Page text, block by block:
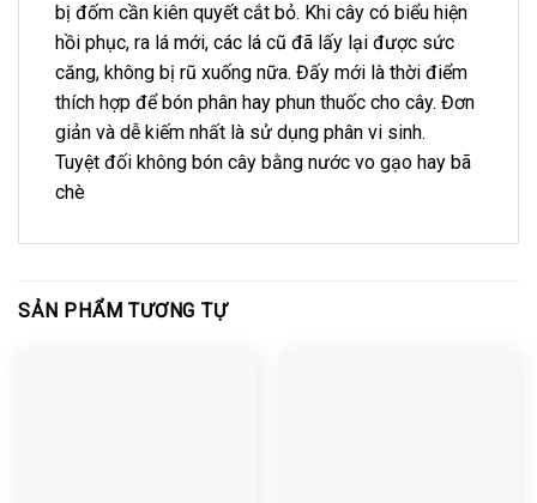
bị đốm cần kiên quyết cắt bỏ. Khi cây có biểu hiện
hồi phục, ra lá mới, các lá cũ đã lấy lại được sức
căng, không bị rũ xuống nữa. Đấy mới là thời điểm
thích hợp để bón phân hay phun thuốc cho cây. Đơn
giản và dễ kiếm nhất là sử dụng phân vi sinh.
Tuyệt đối không bón cây bằng nước vo gạo hay bã
chè
SẢN PHẨM TƯƠNG TỰ